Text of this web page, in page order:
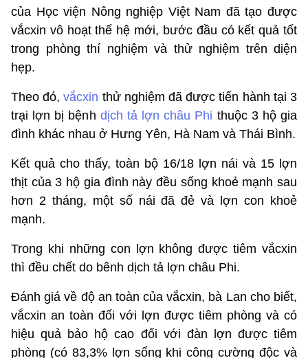
của Học viện Nông nghiệp Việt Nam đã tạo được
vắcxin vô hoạt thế hệ mới, bước đầu có kết quả tốt
trong phòng thí nghiệm và thử nghiệm trên diện
hẹp.
Theo đó,vắcxin thử nghiệm đã được tiến hành tại 3
trại lợn bị bệnh dịch tả lợn châu Phi thuộc 3 hộ gia
đình khác nhau ở Hưng Yên, Hà Nam và Thái Bình.
Kết quả cho thấy, toàn bộ 16/18 lợn nái và 15 lợn
thịt của 3 hộ gia đình này đều sống khoẻ mạnh sau
hơn 2 tháng, một số nái đã đẻ và lợn con khoẻ
mạnh.
Trong khi những con lợn không được tiêm vắcxin
thì đều chết do bênh dịch tả lợn châu Phi.
Đánh giá về độ an toàn của vắcxin, bà Lan cho biết,
vắcxin an toàn đối với lợn được tiêm phòng và có
hiệu quả bảo hộ cao đối với đàn lợn được tiêm
phòng (có 83,3% lợn sống khi công cường độc và